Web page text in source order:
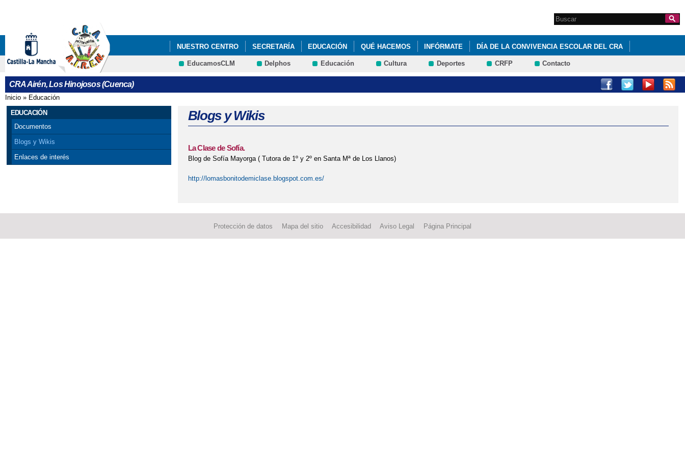
Formulario de
búsqueda
Search this site
NUESTRO CENTRO SECRETARÍA EDUCACIÓN QUÉ HACEMOS INFÓRMATE DÍA DE LA CONVIVENCIA ESCOLAR DEL CRA
ELECCIONES A LA ALCALDÍAS DE LAS SECCIONES EDUCATIVAS DEL CRA "AIRÉN" MODIFICACIÓN DE LA FECHA DE INICIO DEL CURSO ESCOLAR
EducamosCLM Delphos Educación Cultura Deportes CRFP Contacto
CRA Airén, Los Hinojosos (Cuenca)
Se encuentra usted aquí
Inicio » Educación
EDUCACIÓN
Documentos
Blogs y Wikis
Enlaces de interés
Blogs y Wikis
La Clase de Sofía.
Blog de Sofía Mayorga ( Tutora de 1º y 2º en Santa Mª de Los Llanos)
http://lomasbonitodemiclase.blogspot.com.es/
Protección de datos Mapa del sitio Accesibilidad Aviso Legal Página Principal